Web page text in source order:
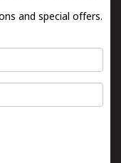
and special offers.